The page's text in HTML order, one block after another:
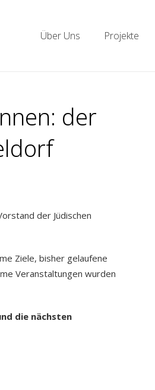
Über Uns Projekte
der
der Jüdischen
Ziele, bisher gelaufene
Veranstaltungen wurden
die nächsten